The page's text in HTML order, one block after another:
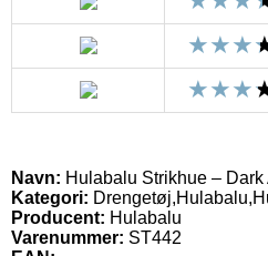
Navn: Hulabalu Strikhue – Dark
Kategori:
Producent: Hulabalu
Varenummer: ST442